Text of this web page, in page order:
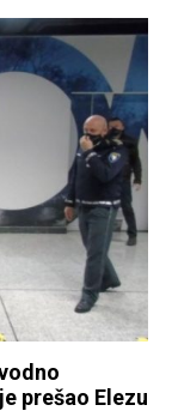
prešao Elezu